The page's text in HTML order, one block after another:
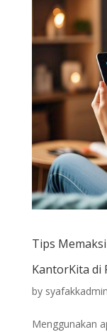
Tips
KantorKita di
by syafakkadmin
Menggunakan